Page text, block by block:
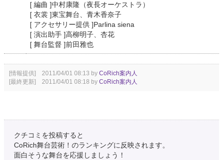
[ 編曲 ]中村康隆（夜長オーケストラ）
[ 衣裳 ]東宝舞台、青木香奈子
[ アクセサリー提供 ]Parlina siena
[ 演出助手 ]高柳明子、杏花
[ 舞台監督 ]前田雅也
[情報提供] 2011/04/01 08:13 by CoRich案内人
[最終更新] 2011/04/01 08:18 by CoRich案内人
クチコミを投稿すると
CoRich舞台芸術！のランキングに反映されます。
面白そうな舞台を応援しましょう！